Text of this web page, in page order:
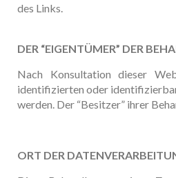
des Links.
DER “EIGENTÜMER” DER
Nach Konsultation dieser
identifizierten oder
werden. Der “Besitzer” ihrer
ORT DER